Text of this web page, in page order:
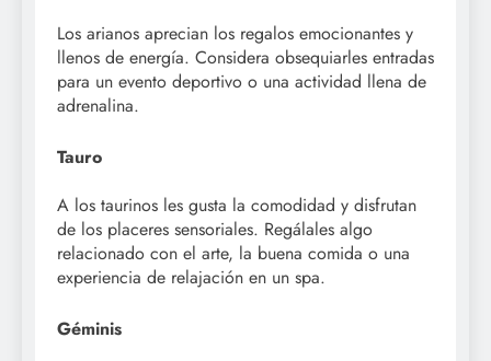
Los arianos aprecian los regalos emocionantes y
llenos de energía. Considera obsequiarles entradas
para un evento deportivo o una actividad llena de
adrenalina.
Tauro
A los taurinos les gusta la comodidad y disfrutan
de los placeres sensoriales. Regálales algo
relacionado con el arte, la buena comida o una
experiencia de relajación en un spa.
Géminis